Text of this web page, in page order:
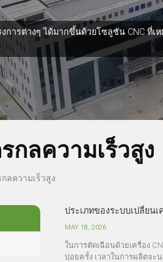
ารต่างๆ ได้มากขึ้นด้วยโซลูชัน CNC ที่เห
กลความเร็วสูง
ลความเร็วสูง
ประเภทของระบบเปลี่ยน
MAY 18, 2026
ในการตัดเฉือนด้วยเครื่อง
บ่อยครั้ง เวลาในการผลิตจะ